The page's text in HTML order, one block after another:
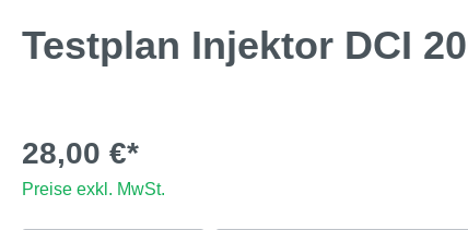
Testplan Injektor DCI
28,00 €*
Preise exkl. MwSt.